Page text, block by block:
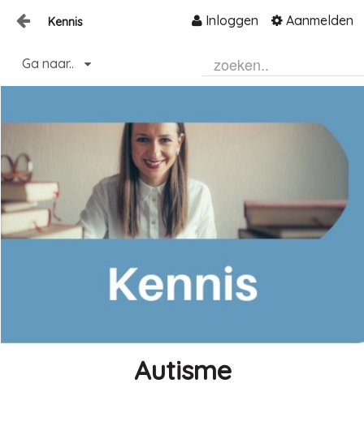
Inloggen Aanmelden
Kennis
Home
Hulp en ondersteuning
Over ons platform
.
Ga naar..
Autisme